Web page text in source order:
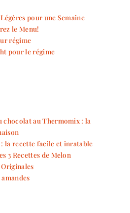
pour une Semaine
le Menu!
régime
pour le régime
chocolat au Thermomix : la
la recette facile et inratable
3 Recettes de Melon